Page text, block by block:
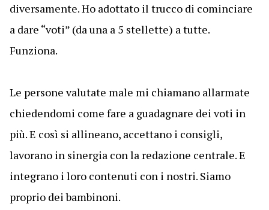
diversamente. Ho adottato il trucco di cominciare
a dare “voti” (da una a 5 stellette) a tutte.
Funziona.
Le persone valutate male mi chiamano allarmate
chiedendomi come fare a guadagnare dei voti in
più. E così si allineano, accettano i consigli,
lavorano in sinergia con la redazione centrale. E
integrano i loro contenuti con i nostri. Siamo
proprio dei bambinoni.